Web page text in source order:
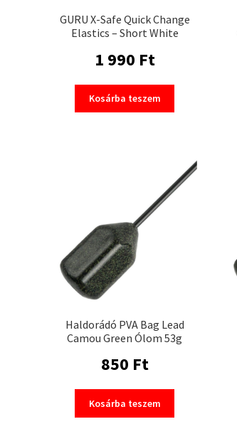
GURU X-Safe Quick Change
Elastics – Short White
1 990 Ft
Kosárba teszem
Haldorádó PVA Bag Lead
Camou Green Ólom 53g
850 Ft
Kosárba teszem